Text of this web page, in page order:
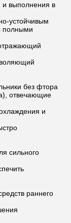
и выполнения в
устойчивым
полными
без фтора
отвечающие
и
сильного
раннего